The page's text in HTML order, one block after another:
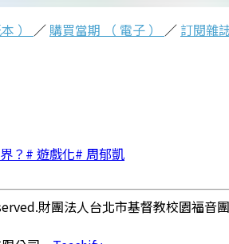
） ／購買當期 （ 電子 ） ／ 訂閱雜
？ # 遊戲化# 周郁凱
財團法人台北市基督教校園福音